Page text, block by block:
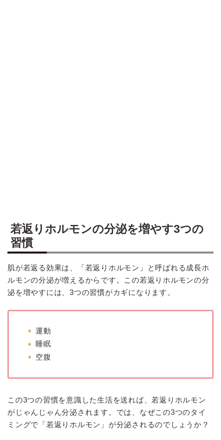
若返りホルモンの分泌を増やす3つの
習慣
肌が若返る効果は、「若返りホルモン」と呼ばれる成長ホ
ルモンの分泌が増えるからです。この若返りホルモンの分
泌を増やすには、3つの習慣がカギになります。
運動
睡眠
空腹
この3つの習慣を意識した生活を送れば、若返りホルモン
がじゃんじゃん分泌されます。では、なぜこの3つのタイ
ミングで「若返りホルモン」が分泌されるのでしょうか？